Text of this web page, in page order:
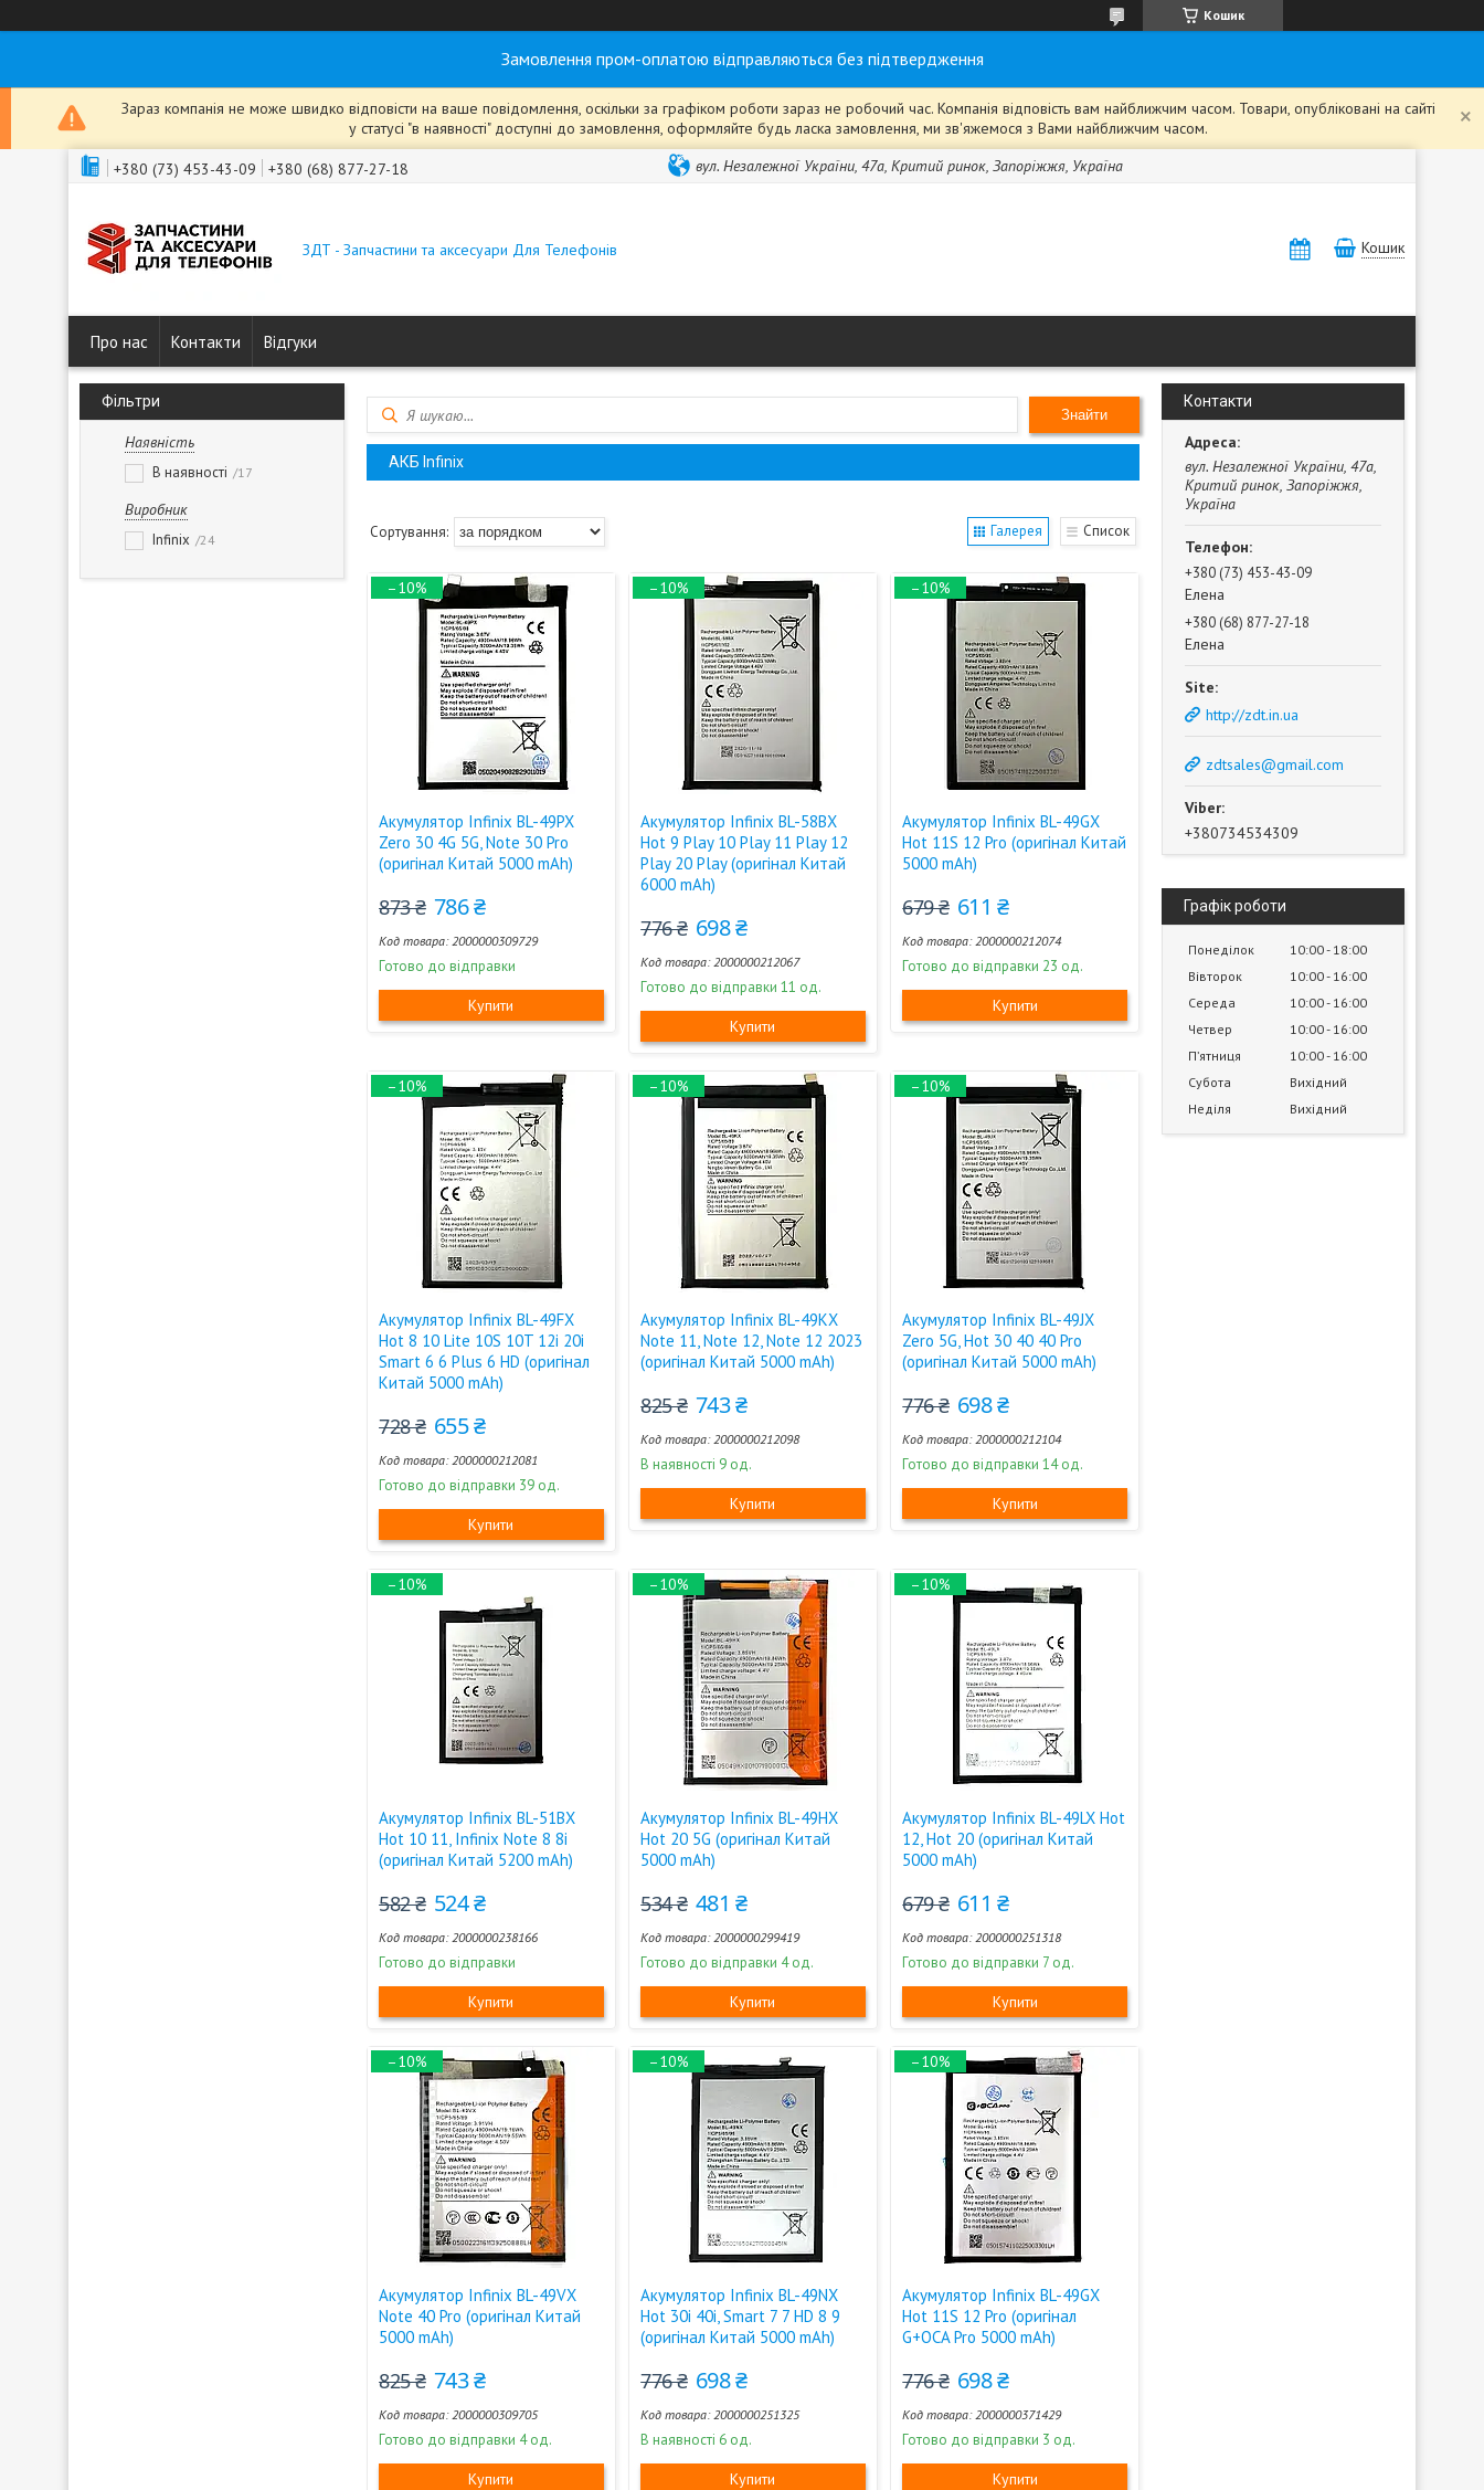
Кошик
Замовлення пром-оплатою відправляються без підтвердження
Зараз компанія не може швидко відповісти на ваше повідомлення, оскільки за графіком роботи зараз не робочий час. Компанія відповість вам найближчим часом. Товари, опубліковані на сайті
у статусі "в наявності" доступні до замовлення, оформляйте будь ласка замовлення, ми зв'яжемося з Вами найближчим часом.
+380 (73) 453-43-09 +380 (68) 877-27-18 вул. Незалежної України, 47а, Критий ринок, Запоріжжя, Україна
ЗДТ - Запчастини та аксесуари Для Телефонів Кошик
Про нас Контакти Відгуки
Фільтри
Наявність
В наявності 17
Виробник
Infinix 24
Знайти
АКБ Infinix
Галерея Список
–10%
Акумулятор Infinix BL-49PX
Zero 30 4G 5G, Note 30 Pro
(оригінал Китай 5000 mAh)
873 ₴ 786 ₴
2000000309729
Готово до відправки
Купити
–10%
Акумулятор Infinix BL-58BX
Hot 9 Play 10 Play 11 Play 12
Play 20 Play (оригінал Китай
6000 mAh)
776 ₴ 698 ₴
2000000212067
Готово до відправки 11 од.
Купити
–10%
Акумулятор Infinix BL-49GX
Hot 11S 12 Pro (оригінал Китай
5000 mAh)
679 ₴ 611 ₴
2000000212074
Готово до відправки 23 од.
Купити
–10%
Акумулятор Infinix BL-49FX
Hot 8 10 Lite 10S 10T 12i 20i
Smart 6 6 Plus 6 HD (оригінал
Китай 5000 mAh)
728 ₴ 655 ₴
2000000212081
Готово до відправки 39 од.
Купити
–10%
Акумулятор Infinix BL-49KX
Note 11, Note 12, Note 12 2023
(оригінал Китай 5000 mAh)
825 ₴ 743 ₴
2000000212098
В наявності 9 од.
Купити
–10%
Акумулятор Infinix BL-49JX
Zero 5G, Hot 30 40 40 Pro
(оригінал Китай 5000 mAh)
776 ₴ 698 ₴
2000000212104
Готово до відправки 14 од.
Купити
–10%
Акумулятор Infinix BL-51BX
Hot 10 11, Infinix Note 8 8i
(оригінал Китай 5200 mAh)
582 ₴ 524 ₴
2000000238166
Готово до відправки
Купити
–10%
Акумулятор Infinix BL-49HX
Hot 20 5G (оригінал Китай
5000 mAh)
534 ₴ 481 ₴
2000000299419
Готово до відправки 4 од.
Купити
–10%
Акумулятор Infinix BL-49LX Hot
12, Hot 20 (оригінал Китай
5000 mAh)
679 ₴ 611 ₴
2000000251318
Готово до відправки 7 од.
Купити
–10%
Акумулятор Infinix BL-49VX
Note 40 Pro (оригінал Китай
5000 mAh)
825 ₴ 743 ₴
2000000309705
Готово до відправки 4 од.
Купити
–10%
Акумулятор Infinix BL-49NX
Hot 30i 40i, Smart 7 7 HD 8 9
(оригінал Китай 5000 mAh)
776 ₴ 698 ₴
2000000251325
В наявності 6 од.
Купити
–10%
Акумулятор Infinix BL-49GX
Hot 11S 12 Pro (оригінал
G+OCA Pro 5000 mAh)
776 ₴ 698 ₴
2000000371429
Готово до відправки 3 од.
Купити
Контакти
вул. Незалежної України, 47а,
Критий ринок, Запоріжжя,
Україна
+380 (73) 453-43-09
Елена
+380 (68) 877-27-18
Елена
http://zdt.in.ua
zdtsales@gmail.com
+380734534309
Графік роботи
Понеділок 10:00 18:00
Вівторок
10:00 16:00
Середа
10:00 16:00
Четвер
10:00 16:00
Пʼятниця
10:00 16:00
Субота
Вихідний
Неділя
Вихідний